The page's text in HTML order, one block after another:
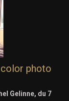
color photo
Gelinne, du 7